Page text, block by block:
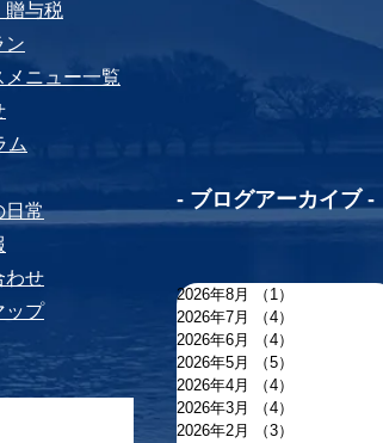
-​ ブログアーカイブ -
2026年8月 （1）
2026年7月
（4）
2026年6月
（4）
2026年5月
（5）
2026年4月
（4）
2026年3月
（4）
2026年2月
（3）
贈与税
ン
メニュー⼀覧
ム
⽇常
わせ
ップ